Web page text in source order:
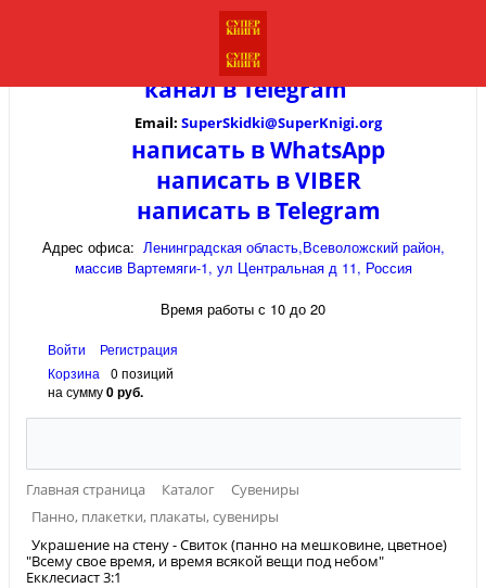
канал вTelegram
Email: SuperSkidki@SuperKnigi.org
написать в WhatsApp
написать в VIBER
написать в Telegram
Адрес офиса: Ленинградская область,Всеволожский район,
массив Вартемяги-1, ул Центральная д 11, Россия
Время работы с 10 до 20
Войти
Регистрация
Корзина
0 позиций
на сумму0 руб.
Главная страница Каталог
Сувениры
Панно, плакетки, плакаты, сувениры
Украшение на стену - Свиток (панно на мешковине, цветное)
"Всему свое время, и время всякой вещи под небом"
Екклесиаст 3:1